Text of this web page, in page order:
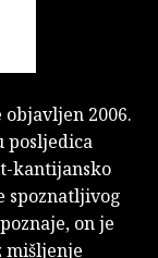
2006.
kantijansko
spoznatljivog
on je
mišljenje